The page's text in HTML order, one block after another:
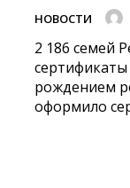
НОВОСТИ
2 186 семей
сертификаты
рождением
оформило